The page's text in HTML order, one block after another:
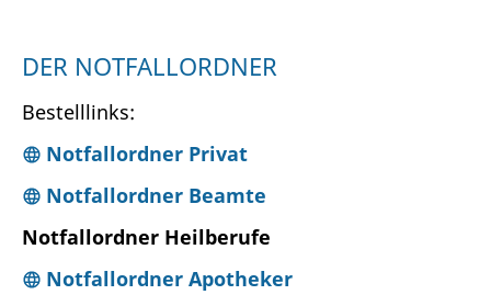
DER NOTFALLORDNER
Bestelllinks:
Notfallordner Privat
Notfallordner Beamte
Notfallordner Heilberufe
Notfallordner Apotheker